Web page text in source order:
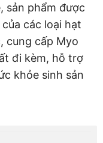
sản phẩm được
các loại hạt
cung cấp Myo
đi kèm, hỗ trợ
khỏe sinh sản